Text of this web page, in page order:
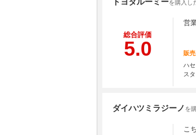
トヨタルーミーを購入し
総合評価
5.0
営
販
ハ
ス
ダイハツミラジーノ を
こ